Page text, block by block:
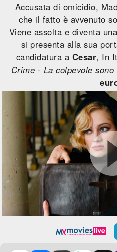
Accusata di omicidio,
che il fatto è avvenuto
Viene assolta e diventa
si presenta alla sua
candidatura a Cesar, In
Crime - La colpevole sono